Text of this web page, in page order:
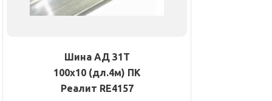
Шина АД 31Т
100х10 (дл.4м) ПК
Реалит RE4157